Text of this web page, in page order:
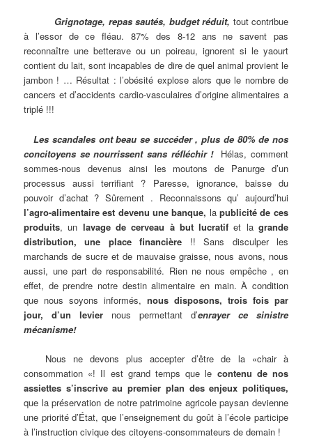
Grignotage, repas sautés, budget réduit, tout contribue
à l’essor de ce fléau. 87% des 8-12 ans ne savent pas
reconnaître une betterave ou un poireau, ignorent si le yaourt
contient du lait, sont incapables de dire de quel animal provient le
jambon ! … Résultat : l’obésité explose alors que le nombre de
cancers et d’accidents cardio-vasculaires d’origine alimentaires a
triplé !!!
Les scandales ont beau se succéder , plus de 80% de nos
concitoyens se nourrissent sans réfléchir ! Hélas, comment
sommes-nous devenus ainsi les moutons de Panurge d’un
processus aussi terrifiant ? Paresse, ignorance, baisse du
pouvoir d’achat ? Sûrement . Reconnaissons qu’ aujourd’hui
l’agro-alimentaire est devenu une banque, lapublicité de ces
produits, un lavage de cerveau à but lucratif et la grande
distribution, une place financière !! Sans disculper les
marchands de sucre et de mauvaise graisse, nous avons, nous
aussi, une part de responsabilité. Rien ne nous empêche , en
effet, de prendre notre destin alimentaire en main. À condition
que nous soyons informés, nous disposons, trois fois par
jour, d’un levier nous permettant d’enrayer ce sinistre
mécanisme!
Nous ne devons plus accepter d’être de la «chair à
consommation «! Il est grand temps que le contenu de nos
assiettes s’inscrive au premier plan des enjeux politiques,
que la préservation de notre patrimoine agricole paysan devienne
une priorité d’État, que l’enseignement du goût à l’école participe
à l’instruction civique des citoyens-consommateurs de demain !